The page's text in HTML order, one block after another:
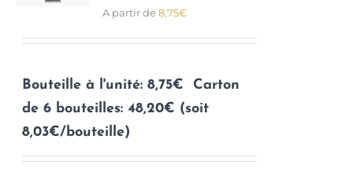
produit
A partir de8,75€
Bouteille à l'unité: 8,75€
Carton
de 6 bouteilles: 48,20€ (soit
8,03€/bouteille)